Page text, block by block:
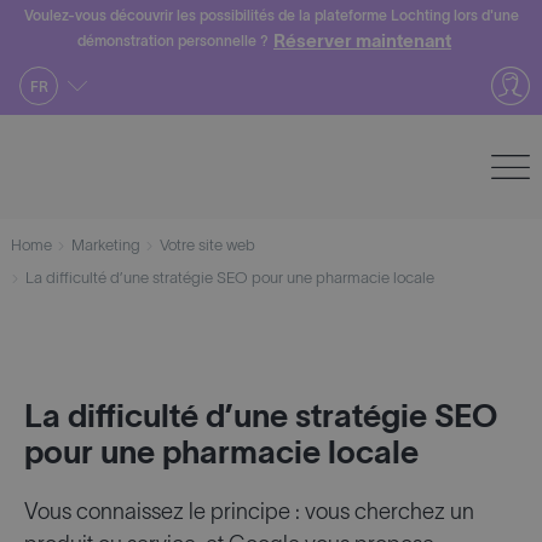
Skip
content
Voulez-vous découvrir les possibilités de la plateforme Lochting lors d'une
démonstration personnelle ?
Réserver maintenant
FR
Home Marketing Votre site web
La difficulté d’une stratégie SEO pour une pharmacie locale
La difficulté d’une stratégie SEO
pour une pharmacie locale
Vous connaissez le principe : vous cherchez un